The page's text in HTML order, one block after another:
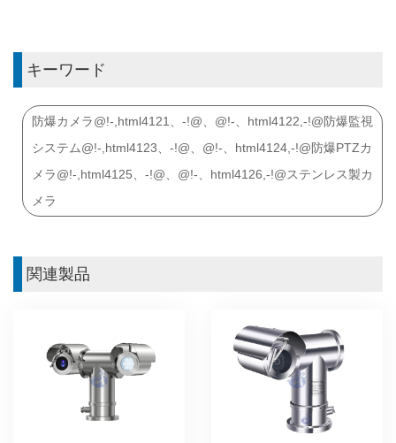
キーワード
防爆カメラ@!-,html4121、-!@、@!-、html4122,-!@防爆監視
システム@!-,html4123、-!@、@!-、html4124,-!@防爆PTZカ
メラ@!-,html4125、-!@、@!-、html4126,-!@ステンレス製カ
メラ
関連製品